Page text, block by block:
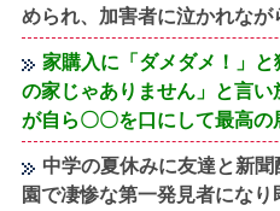
められ、加害者に泣かれなが
家購入に「ダメダメ！」
の家じゃありません」と言
が自ら〇〇を口にして最高の
中学の夏休みに友達と新
園で凄惨な第一発見者にな